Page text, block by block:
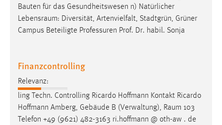
Finanzcontrolling
ling Techn. Controlling Ricardo Hoffmann Kontakt Ricardo
Hoffmann Amberg, Gebäude B (Verwaltung),
Telefon +49 (9621) 482-3163 ri.hoffmann @ oth-aw . de
Zum Profil Schließen Budgetcontrolling Dipl [...] Dipl.-
Verwaltungswirtin (FH) Marion Boss Leiterin Referat
Finanzen Amberg, Gebäude B (Verwaltung),Raum117
Cookie Laufzeit:
30 Tage
Name:
MibewSessionID, MIBEW_UserID, mibew_locale, mibew-
chat-frame-style-5e9dbeb1811c0446
Zweck: